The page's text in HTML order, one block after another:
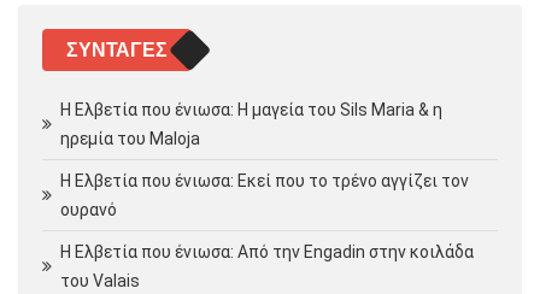
ΣΥΝΤΑΓΈΣ
Η Ελβετία που ένιωσα: Η μαγεία του Sils Maria & η
ηρεμία του Maloja
Η Ελβετία που ένιωσα: Εκεί που το τρένο αγγίζει τον
ουρανό
Η Ελβετία που ένιωσα: Από την Engadin στην κοιλάδα
του Valais